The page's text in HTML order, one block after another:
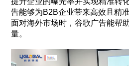
告能够为B2B企业带来高效且精
面对海外市场时，谷歌广告能帮
量。